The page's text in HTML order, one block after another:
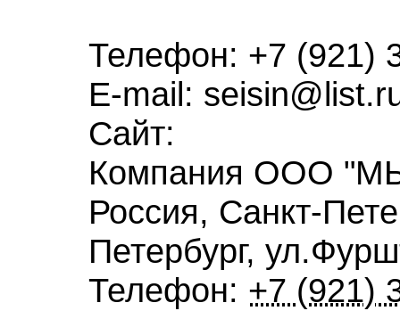
Телефон: +7 (921)
E-mail:
Сайт:
Компания ООО
Россия, Санкт-
Петербург,
Телефон: +7 (921)